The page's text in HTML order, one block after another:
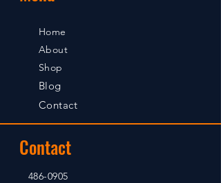
Home
About
Shop
Blog
Contact
Contact
486-0905